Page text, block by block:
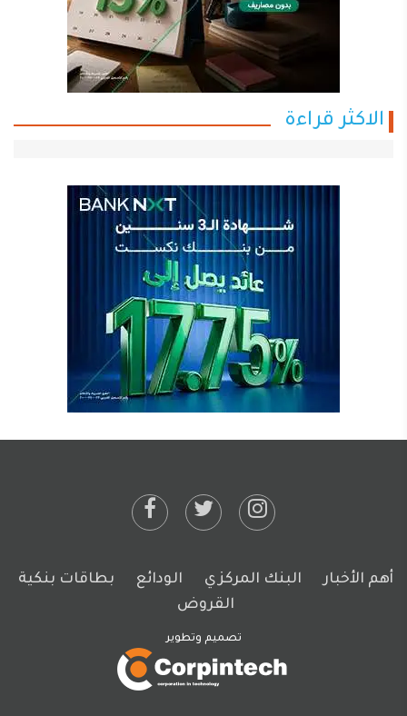
الاكثر قراءة
أهم الأخبار البنك المركزي الودائع
بطاقات بنكية
القروض
تصميم وتطوير